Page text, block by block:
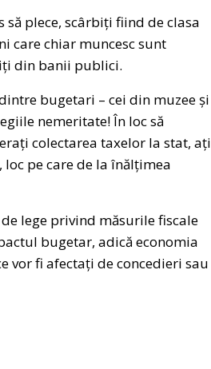
plece, scârbiți fiind de clasa
care chiar muncesc sunt
din banii publici.
bugetari – cei din muzee și
nemeritate! În loc să
colectarea taxelor la stat, ați
pe care de la înălțimea
lege privind măsurile fiscale
bugetar, adică economia
vor fi afectați de concedieri sau